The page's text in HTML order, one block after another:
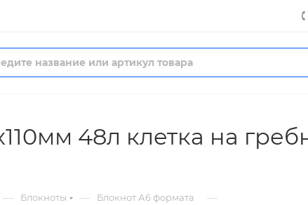
48л клетка на
— Блокноты — Блокнот А6 формата —